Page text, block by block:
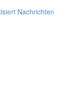
Nachrichten